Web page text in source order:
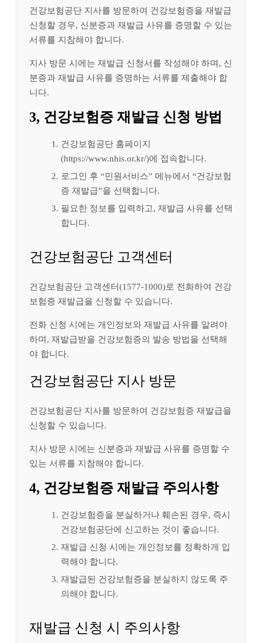
건강보험공단 지사를 방문하여 건강보험증을 재발급
신청할 경우, 신분증과 재발급 사유를 증명할 수 있는
서류를 지참해야 합니다.
지사 방문 시에는 재발급 신청서를 작성해야 하며, 신
분증과 재발급 사유를 증명하는 서류를 제출해야 합
니다.
3, 건강보험증 재발급 신청 방법
건강보험공단 홈페이지
(https://www.nhis.or.kr/)에 접속합니다.
로그인 후 “민원서비스” 메뉴에서 “건강보험
증 재발급”을 선택합니다.
필요한 정보를 입력하고, 재발급 사유를 선택
합니다.
건강보험공단 고객센터
건강보험공단 고객센터(1577-1000)로 전화하여 건강
보험증 재발급을 신청할 수 있습니다.
전화 신청 시에는 개인정보와 재발급 사유를 알려야
하며, 재발급받을 건강보험증의 발송 방법을 선택해
야 합니다.
건강보험공단 지사 방문
건강보험공단 지사를 방문하여 건강보험증 재발급을
신청할 수 있습니다.
지사 방문 시에는 신분증과 재발급 사유를 증명할 수
있는 서류를 지참해야 합니다.
4, 건강보험증 재발급 주의사항
건강보험증을 분실하거나 훼손된 경우, 즉시
건강보험공단에 신고하는 것이 좋습니다.
재발급 신청 시에는 개인정보를 정확하게 입
력해야 합니다.
재발급된 건강보험증을 분실하지 않도록 주
의해야 합니다.
재발급 신청 시 주의사항